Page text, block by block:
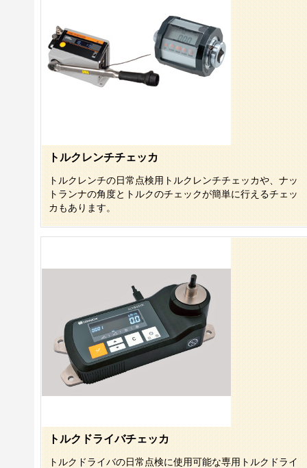
トルクレンチチェッカ
トルクレンチの日常点検用トルクレンチチェッカや、ナッ
トランナの角度とトルクのチェックが簡単に行えるチェッ
カもあります。
トルクドライバチェッカ
トルクドライバの日常点検に使用可能な専用トルクドライ